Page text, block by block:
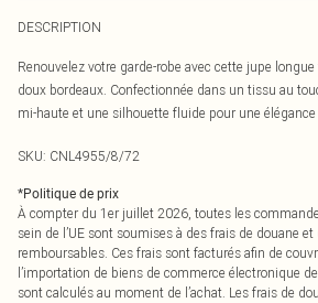
DESCRIPTION
Renouvelez votre garde-robe avec cette jupe
doux bordeaux. Confectionnée dans un tissu au
mi-haute et une silhouette fluide pour une
SKU: CNL4955/8/72
*Politique de prix
À compter du 1er juillet 2026, toutes les
sein de l’UE sont soumises à des frais de douane
remboursables. Ces frais sont facturés afin de
l’importation de biens de commerce électronique
sont calculés au moment de l’achat. Les frais de